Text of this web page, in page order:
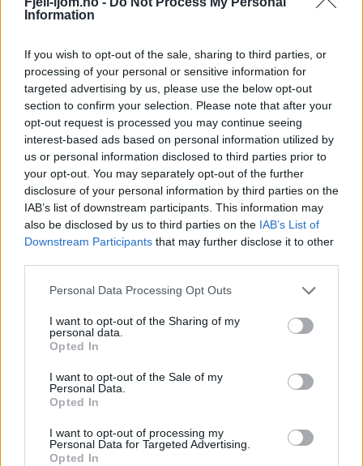
Information
If you wish to opt-out of the sale, sharing to third parties, or
processing of your personal or sensitive information for
targeted advertising by us, please use the below opt-out
section to confirm your selection. Please note that after your
opt-out request is processed you may continue seeing
interest-based ads based on personal information utilized by
us or personal information disclosed to third parties prior to
your opt-out. You may separately opt-out of the further
disclosure of your personal information by third parties on the
IAB’s list of downstream participants. This information may
also be disclosed by us to third parties on the IAB’s List of
Downstream Participants that may further disclose it to other
Personal Data Processing Opt Outs
I want to opt-out of the Sharing of my
personal data.
Opted In
I want to opt-out of the Sale of my
Personal Data.
Opted In
I want to opt-out of processing my
Personal Data for Targeted Advertising.
Opted In